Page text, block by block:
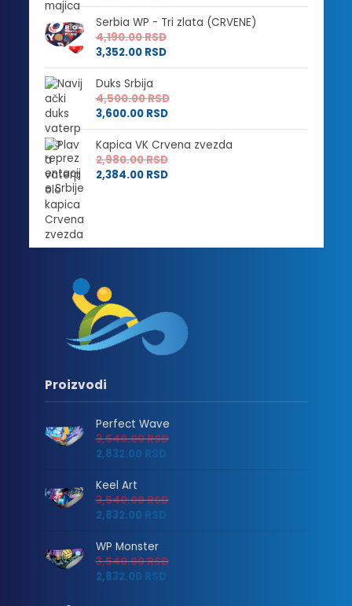
Serbia WP - Tri zlata (CRVENE)
4,190.00RSD
3,352.00 RSD
Duks Srbija
4,500.00RSD
3,600.00 RSD
Kapica VK Crvena zvezda
2,980.00RSD
2,384.00 RSD
Proizvodi
Perfect Wave
3,540.00RSD
2,832.00 RSD
Keel Art
3,540.00RSD
2,832.00 RSD
WP Monster
3,540.00RSD
2,832.00 RSD